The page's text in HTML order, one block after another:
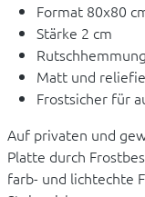
Format 80x80
Stärke 2 cm
Matt und
Frostsicher für
Auf privaten und
Platte durch
farb- und lichtechte